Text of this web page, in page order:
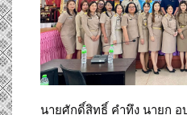
นายศักดิ์สิทธิ์ คำทึง นายก อ